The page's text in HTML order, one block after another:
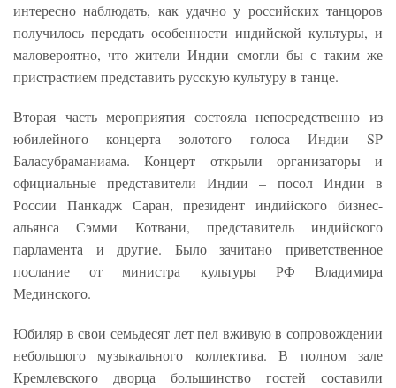
интересно наблюдать, как удачно у российских танцоров
получилось передать особенности индийской культуры, и
маловероятно, что жители Индии смогли бы с таким же
пристрастием представить русскую культуру в танце.
Вторая часть мероприятия состояла непосредственно из
юбилейного концерта золотого голоса Индии SP
Баласубраманиама. Концерт открыли организаторы и
официальные представители Индии – посол Индии в
России Панкадж Саран, президент индийского бизнес-
альянса Сэмми Котвани, представитель индийского
парламента и другие. Было зачитано приветственное
послание от министра культуры РФ Владимира
Мединского.
Юбиляр в свои семьдесят лет пел вживую в сопровождении
небольшого музыкального коллектива. В полном зале
Кремлевского дворца большинство гостей составили